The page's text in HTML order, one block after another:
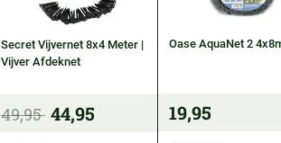
Secret Vijvernet 8x4 Meter |
Vijver Afdeknet
49,95 44,95
Oase AquaNet 2
19,95